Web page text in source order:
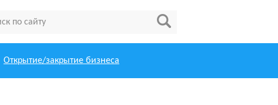
Открытие/закрытие бизнеса